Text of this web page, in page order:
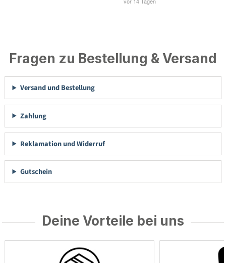
Fragen zu Bestellung & Versand
Versand und Bestellung
Zahlung
Reklamation und Widerruf
Gutschein
Deine Vorteile bei uns